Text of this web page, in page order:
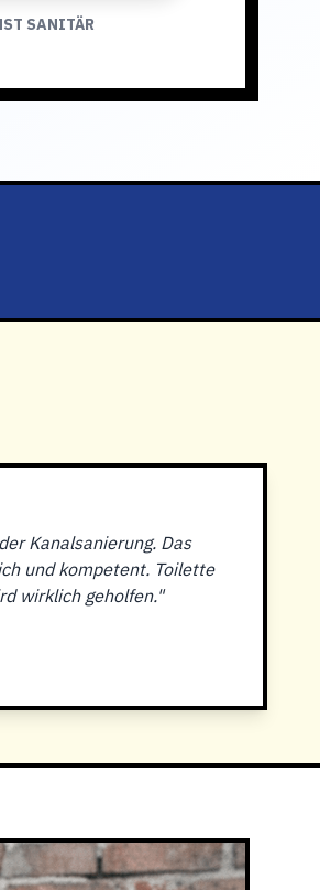
SANITÄR
Kanalsanierung. Das
und kompetent. Toilette
wirklich geholfen."